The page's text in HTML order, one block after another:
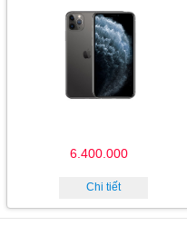
6.400.000
Chi tiết